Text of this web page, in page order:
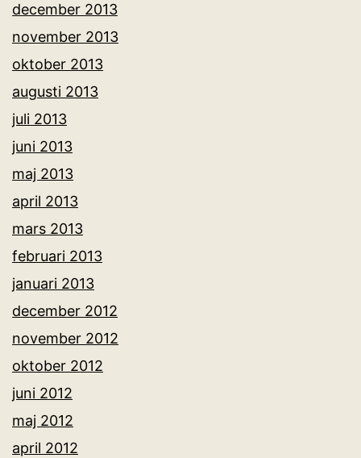
december 2013
november 2013
oktober 2013
augusti 2013
juli 2013
juni 2013
maj 2013
april 2013
mars 2013
februari 2013
januari 2013
december 2012
november 2012
oktober 2012
juni 2012
maj 2012
april 2012